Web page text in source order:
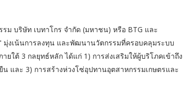
บริษัท เบทาโกร จำกัด (มหาชน) หรือ BTG และ
มุ่งเน้นการลงทุน และพัฒนานวัตกรรมที่ครอบคลุมระบบ
ยใต้ 3 กลยุทธ์หลัก ได้แก่ 1) การส่งเสริมให้ผู้บริโภคเข้าถึง
และ 3) การสร้างห่วงโซ่อุปทานอุตสาหกรรมเกษตรและ